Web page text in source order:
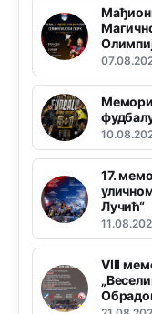
17.
Лучић“
VIII